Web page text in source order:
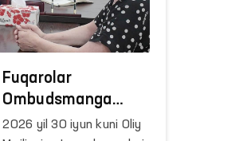
Fuqarolar
Ombudsmanga
qanday masalalar
2026 yil 30 iyun kuni Oliy